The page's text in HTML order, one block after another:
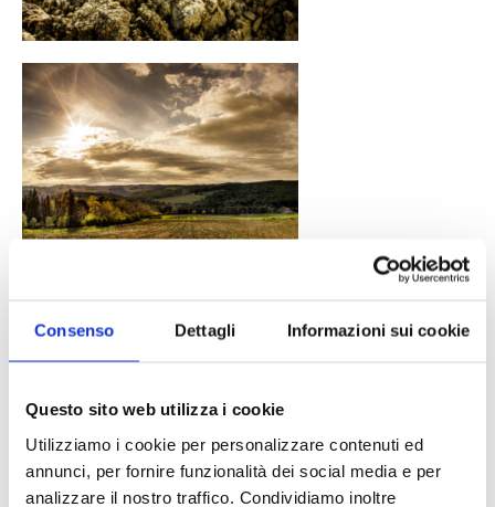
Consenso Dettagli Informazioni sui cookie
Questo sito web utilizza i cookie
Utilizziamo i cookie per personalizzare contenuti ed
annunci, per fornire funzionalità dei social media e per
analizzare il nostro traffico. Condividiamo inoltre